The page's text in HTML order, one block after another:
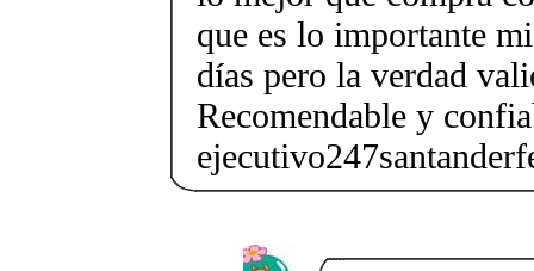
que es lo importante
días pero la verdad
Recomendable y